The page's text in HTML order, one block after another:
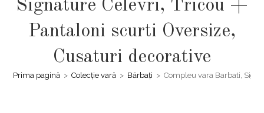
Signature Celevri, Tricou +
Pantaloni scurti Oversize,
Cusaturi decorative
Prima pagină > Colecție vară > Bărbați > Compleu vara Barbati,